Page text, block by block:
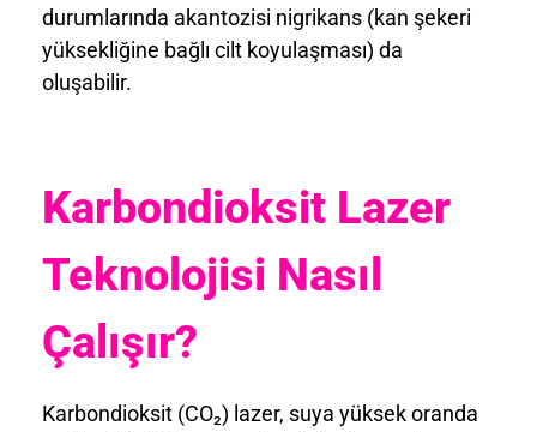
durumlarında akantozisi nigrikans (kan şekeri
yüksekliğine bağlı cilt koyulaşması) da
oluşabilir.
Karbondioksit Lazer
Teknolojisi Nasıl
Çalışır?
Karbondioksit (CO₂) lazer, suya yüksek oranda